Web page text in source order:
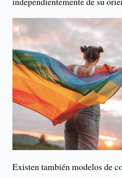
Existen también modelos de